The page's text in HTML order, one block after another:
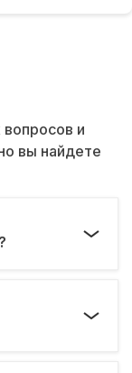
и
вы найдете